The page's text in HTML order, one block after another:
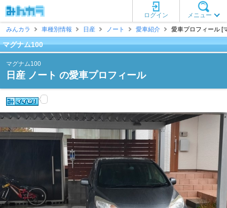
メニュー
ログイン
みんカラ
車種別情報 日産 ノート 愛車紹介 愛車プロフィール [
マグナム100
マグナム100
日産 ノート の愛車プロフィール